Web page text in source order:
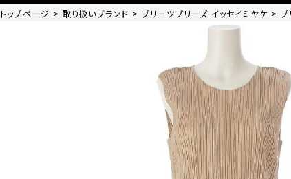
トップページ 取り扱いブランド プリーツプリーズ イッセイミヤケ